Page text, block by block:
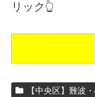
リック👆
【中央区】難波